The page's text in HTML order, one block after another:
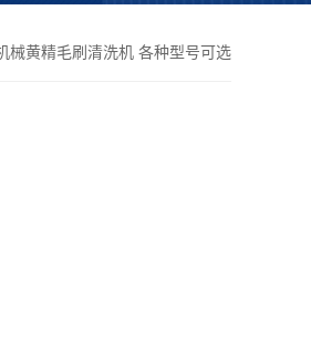
械黄精毛刷清洗机 各种型号可选